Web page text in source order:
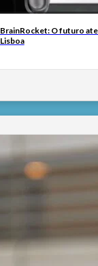
BrainRocket: O futuro
Lisboa